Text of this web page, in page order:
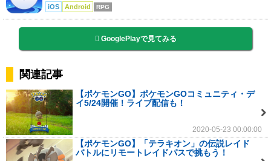
iOS Android RPG
GooglePlayで見てみる
関連記事
【ポケモンGO】ポケモンGOコミュニティ・デ
イ5/24開催！ライブ配信も！
2020-05-23 00:00:00
【ポケモンGO】「テラキオン」の伝説レイド
バトルにリモートレイドパスで挑もう！